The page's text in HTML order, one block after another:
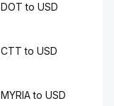
DOT to USD
CTT to USD
MYRIA to USD